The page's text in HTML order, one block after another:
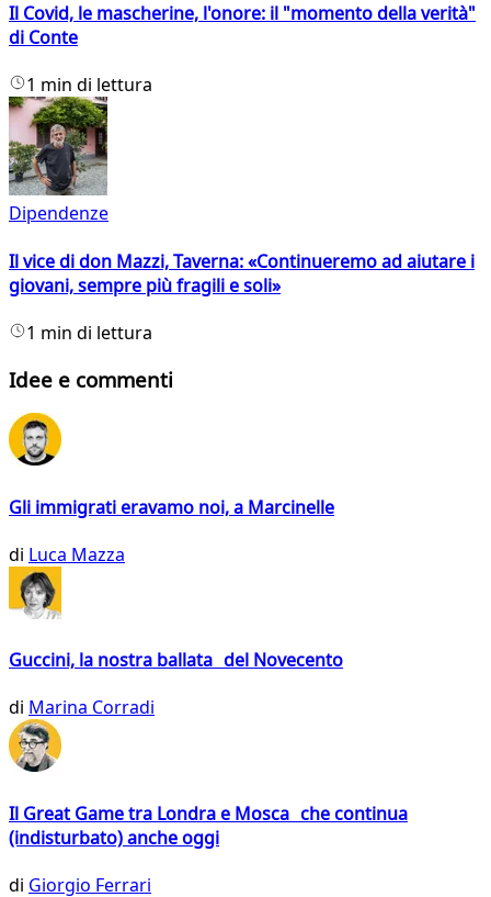
Il Covid, le mascherine, l'onore: il "momento della verità"
di Conte
1 min di lettura
Dipendenze
Il vice di don Mazzi, Taverna: «Continueremo ad aiutare i
giovani, sempre più fragili e soli»
1 min di lettura
Idee e commenti
Gli immigrati eravamo noi, a Marcinelle
di Luca Mazza
Guccini, la nostra ballata del Novecento
di Marina Corradi
Il Great Game tra Londra e Mosca che continua
(indisturbato) anche oggi
di Giorgio Ferrari